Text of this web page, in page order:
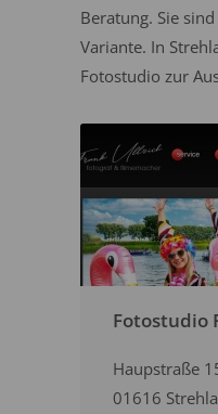
Beratung. Sie
Variante. In
Fotostudio zur
Fotostudio
Haupstraße
01616 Strehla